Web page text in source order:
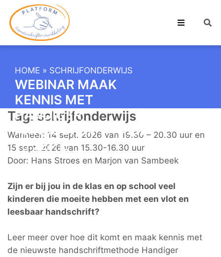
HOME » SCHRIJFONDERWIJS
WEBINAR MAAK
KENNIS MET
HANDIGER
HANDSCHRIFT 14 EN
15 SEPT.
Tag: schrijfonderwijs
Wanneer: 14 sept. 2026 van 19.30 – 20.30 uur en
15 sept. 2026 van 15.30-16.30 uur
Door: Hans Stroes en Marjon van Sambeek
Zijn er bij jou in de klas en op school veel
kinderen die moeite hebben met een vlot en
leesbaar handschrift?
Leer meer over hoe dit komt en maak kennis met
de nieuwste handschriftmethode Handiger